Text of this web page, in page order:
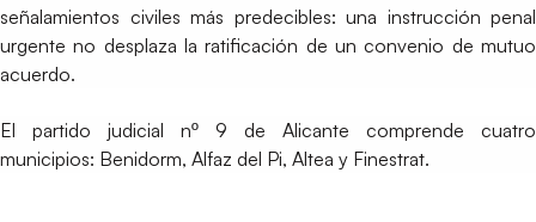
señalamientos civiles más predecibles: una instrucción penal
urgente no desplaza la ratificación de un convenio de mutuo
acuerdo.
El partido judicial nº 9 de Alicante comprende cuatro
municipios: Benidorm, Alfaz del Pi, Altea y Finestrat.